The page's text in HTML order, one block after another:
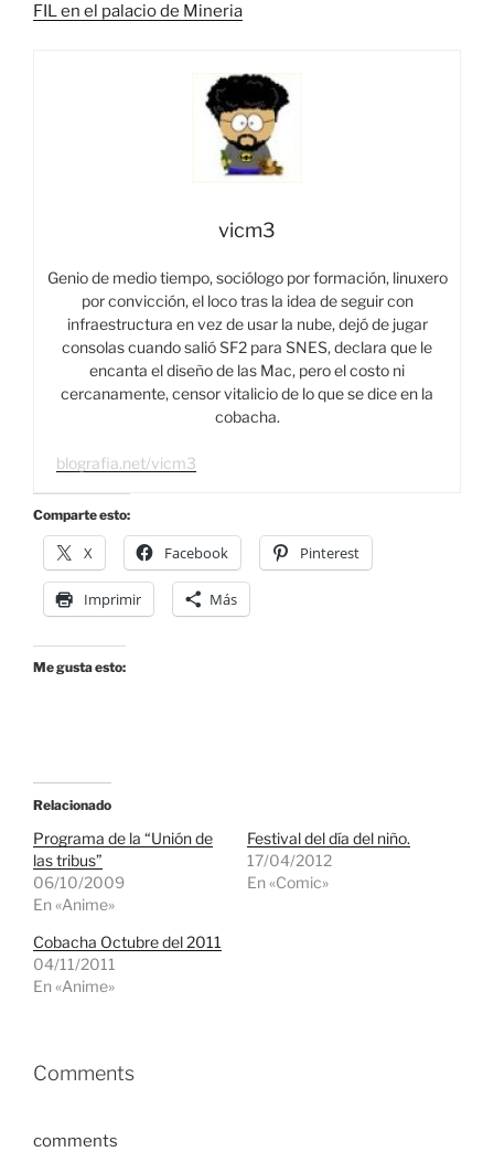
FIL en el palacio de Mineria
vicm3
Genio de medio tiempo, sociólogo por formación, linuxero
por convicción, el loco tras la idea de seguir con
infraestructura en vez de usar la nube, dejó de jugar
consolas cuando salió SF2 para SNES, declara que le
encanta el diseño de las Mac, pero el costo ni
cercanamente, censor vitalicio de lo que se dice en la
cobacha.
blografia.net/vicm3
Comparte esto:
X Facebook Pinterest
Imprimir Más
Me gusta esto:
Relacionado
Programa de la “Unión de
las tribus”
06/10/2009
En «Anime»
Festival del día del niño.
17/04/2012
En «Comic»
Cobacha Octubre del 2011
04/11/2011
En «Anime»
Comments
comments